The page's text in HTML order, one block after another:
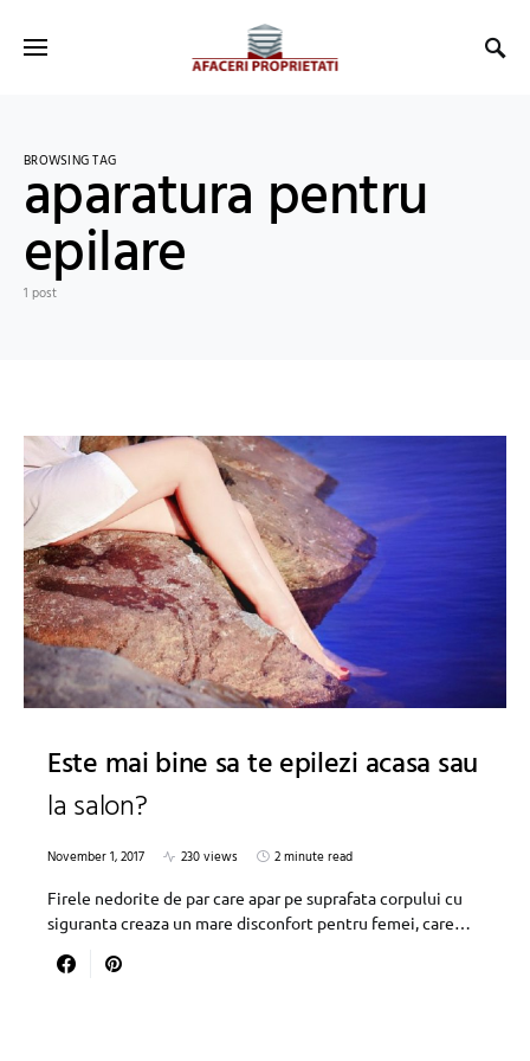
BROWSING TAG
aparatura pentru
epilare
1 post
Este mai bine sa te epilezi acasa sau
la salon?
November 1, 2017 230 views
2 minute read
Firele nedorite de par care apar pe suprafata corpului cu
siguranta creaza un mare disconfort pentru femei, care…